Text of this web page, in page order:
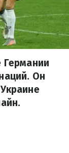
Германии
Он